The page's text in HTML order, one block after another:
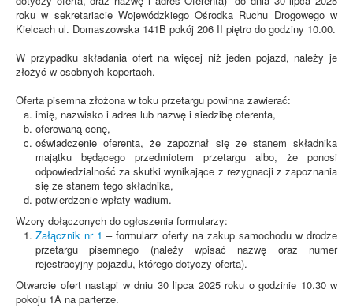
roku w sekretariacie Wojewódzkiego Ośrodka Ruchu Drogowego w
Kielcach ul. Domaszowska 141B pokój 206 II piętro do godziny 10.00.
W przypadku składania ofert na więcej niż jeden pojazd, należy je
złożyć w osobnych kopertach.
Oferta pisemna złożona w toku przetargu powinna zawierać:
imię, nazwisko i adres lub nazwę i siedzibę oferenta,
oferowaną cenę,
oświadczenie oferenta, że zapoznał się ze stanem składnika
majątku będącego przedmiotem przetargu albo, że ponosi
odpowiedzialność za skutki wynikające z rezygnacji z zapoznania
się ze stanem tego składnika,
potwierdzenie wpłaty wadium.
Wzory dołączonych do ogłoszenia formularzy:
Załącznik nr 1 – formularz oferty na zakup samochodu w drodze
przetargu pisemnego (należy wpisać nazwę oraz numer
rejestracyjny pojazdu, którego dotyczy oferta).
Otwarcie ofert nastąpi w dniu 30 lipca 2025 roku o godzinie 10.30 w
pokoju 1A na parterze.